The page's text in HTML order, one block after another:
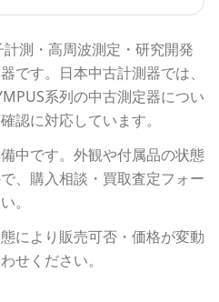
計測・高周波測定・研究開発
です。 日本中古計測器では、
系列の中古測定器につい
認に対応しています。
中です。外観や付属品の状態
、購入相談・買取査定フォー
。
により販売可否・価格が変動
せください。